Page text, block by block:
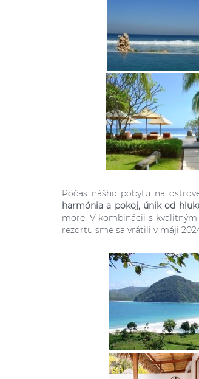
Počas nášho pobytu na
harmónia a pokoj, únik od
more. V kombinácii s
rezortu sme sa vrátili v máji